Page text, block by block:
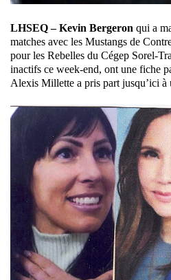
LHSEQ – Kevin Bergeron qui a
matches avec les Mustangs de
pour les Rebelles du Cégep Sorel-
inactifs ce week-end, ont une fiche
Alexis Millette a pris part jusqu’ici à